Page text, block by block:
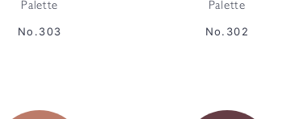
Palette
No.303
Palette
No.302